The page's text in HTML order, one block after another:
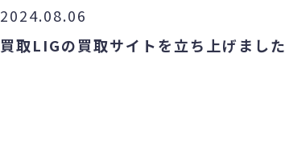
2024.08.06
買取LIGの買取サイトを立ち上げまし